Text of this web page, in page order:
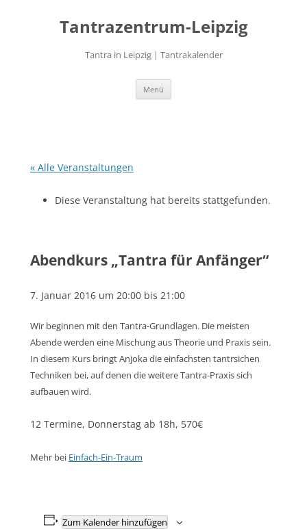
Tantrazentrum-Leipzig
Tantra in Leipzig | Tantrakalender
Menü
« Alle Veranstaltungen
Diese Veranstaltung hat bereits stattgefunden.
Abendkurs „Tantra für Anfänger“
7. Januar 2016 um 20:00 bis 21:00
Wir beginnen mit den Tantra-Grundlagen. Die meisten
Abende werden eine Mischung aus Theorie und Praxis sein.
In diesem Kurs bringt Anjoka die einfachsten tantrsichen
Techniken bei, auf denen die weitere Tantra-Praxis sich
aufbauen wird.
12 Termine, Donnerstag ab 18h, 570€
Mehr bei Einfach-Ein-Traum
Zum Kalender hinzufügen